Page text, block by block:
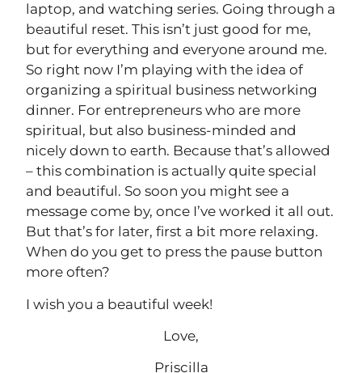
laptop, and watching series. Going through a
beautiful reset. This isn’t just good for me,
but for everything and everyone around me.
So right now I’m playing with the idea of
organizing a spiritual business networking
dinner. For entrepreneurs who are more
spiritual, but also business-minded and
nicely down to earth. Because that’s allowed
– this combination is actually quite special
and beautiful. So soon you might see a
message come by, once I’ve worked it all out.
But that’s for later, first a bit more relaxing.
When do you get to press the pause button
more often?
I wish you a beautiful week!
Love,
Priscilla